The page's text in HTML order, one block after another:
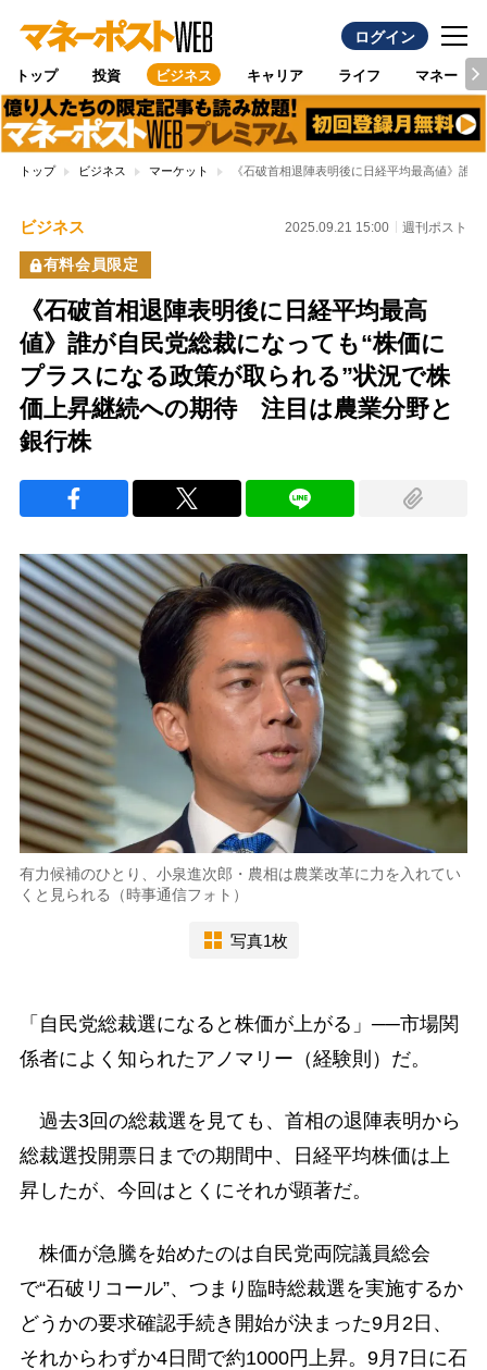
ログイン
トップ 投資 ビジネス キャリア ライフ マネー
トップ ビジネス マーケット 《石破首相退陣表明後に日経平均最高値》誰
ビジネス 2025.09.21 15:00 週刊ポスト
有料会員限定
《石破首相退陣表明後に日経平均最高
値》誰が自民党総裁になっても“株価に
プラスになる政策が取られる”状況で株
価上昇継続への期待 注目は農業分野と
銀行株
有力候補のひとり、小泉進次郎・農相は農業改革に力を入れてい
くと見られる（時事通信フォト）
写真1枚
「自民党総裁選になると株価が上がる」──市場関
係者によく知られたアノマリー（経験則）だ。
過去3回の総裁選を見ても、首相の退陣表明から
総裁選投開票日までの期間中、日経平均株価は上
昇したが、今回はとくにそれが顕著だ。
株価が急騰を始めたのは自民党両院議員総会
で“石破リコール”、つまり臨時総裁選を実施するか
どうかの要求確認手続き開始が決まった9月2日、
それからわずか4日間で約1000円上昇。9月7日に石